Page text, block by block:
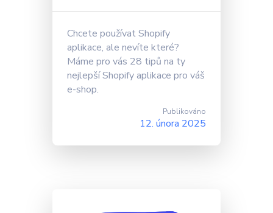
Chcete používat Shopify
aplikace, ale nevíte které?
Máme pro vás 28 tipů na ty
nejlepší Shopify aplikace pro váš
e-shop.
Publikováno
12. února 2025
Powered by chaterimo